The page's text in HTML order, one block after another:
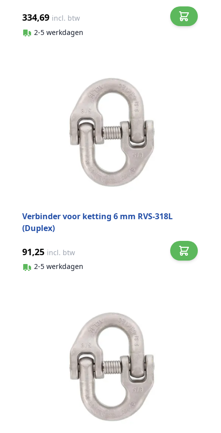
334,69 incl. btw
2-5 werkdagen
Verbinder voor ketting 6 mm RVS-318L
(Duplex)
91,25 incl. btw
2-5 werkdagen